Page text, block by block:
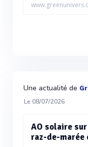
Une actualité de
Le 08/07/2026
AO solaire
raz-de-marée